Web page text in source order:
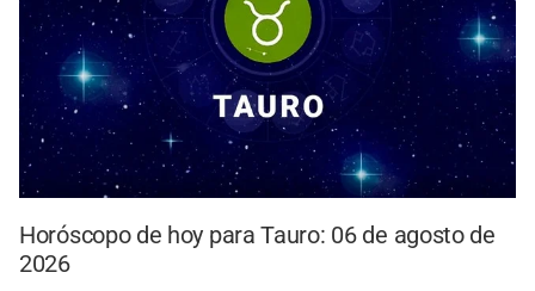
Horóscopo de hoy para Tauro: 06 de agosto de
2026